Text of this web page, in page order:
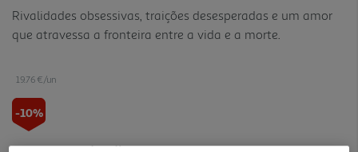
Rivalidades obsessivas, traições desesperadas e um amor
que atravessa a fronteira entre a vida e a morte.
19.76 €/un
-10%